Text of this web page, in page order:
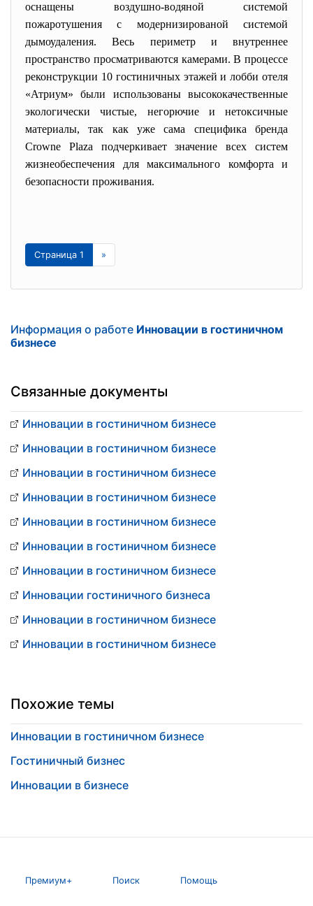
оснащены воздушно-водяной системой
пожаротушения с модернизированой системой
дымоудаления. Весь периметр и внутреннее
пространство просматриваются камерами. В процессе
реконструкции 10 гостиничных этажей и лобби отеля
«Атриум» были использованы высококачественные
экологически чистые, негорючие и нетоксичные
материалы, так как уже сама специфика бренда
Сrownе Plaza подчеркивает значение всех систем
жизнеобеспечения для максимального комфорта и
безопасности проживания.
Страница 1 »
Информация о работе Инновации в гостиничном
бизнесе
Связанные документы
Инновации в гостиничном бизнесе
Инновации в гостиничном бизнесе
Инновации в гостиничном бизнесе
Инновации в гостиничном бизнесе
Инновации в гостиничном бизнесе
Инновации в гостиничном бизнесе
Инновации в гостиничном бизнесе
Инновации гостиничного бизнеса
Инновации в гостиничном бизнесе
Инновации в гостиничном бизнесе
Похожие темы
Инновации в гостиничном бизнесе
Гостиничный бизнес
Инновации в бизнесе
Премиум+ Поиск Помощь